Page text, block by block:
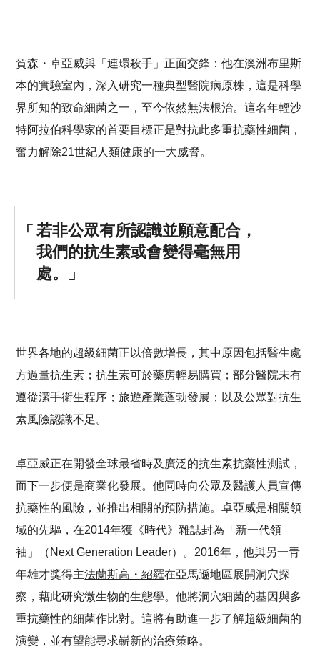
賀森・卓亞威與「連環殺手」正面交鋒：他在澳洲布里斯
本的實驗室內，深入研究一種典型醫院病原株，這是科學
界所知的致命細菌之一，至今依然無法根治。這名年輕沙
特阿拉伯科學家的首要目標正是對抗此多重抗藥性細菌，
奮力解除21世紀人類健康的一大威脅。
若非公眾有所認識並願意配合，
我們的抗生素或會變得毫無用
處。
世界各地的超級細菌正以倍數增長，其中原因包括醫生處
方過量抗生素；抗生素可於藥房輕易購買；部分醫院未有
遵從潔手衛生程序；旅遊產業蓬勃發展；以及公眾對抗生
素風險認識不足。
卓亞威正在開發全球最省時及廣泛的抗生素抗藥性測試，
而下一步便是商業化發展。他同時向公眾及醫護人員宣傳
抗藥性的風險，並推出相關的預防措施。卓亞威是相關領
域的先驅，在2014年獲《時代》雜誌封為「新一代領
袖」（Next Generation Leader）。2016年，他與另一青
年雄才獎得主法蘭斯高・紹羅在亞馬遜地區展開洞穴探
察，藉此研究微生物的生態學。他將洞穴細菌的基因與多
重抗藥性的細菌作比對。這將有助進一步了解超級細菌的
演變，並有望能尋求嶄新的治療策略。